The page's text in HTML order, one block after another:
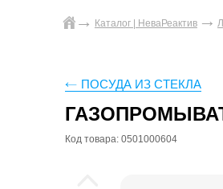
Каталог | НеваРеактив
ПОСУДА ИЗ СТЕКЛА
Код товара: 0501000604